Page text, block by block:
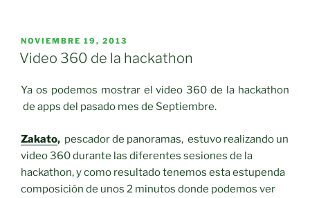
PUBLICADO
EL
NOVIEMBRE 19, 2013
Video 360 de la hackathon
Ya os podemos mostrar el video 360 de la hackathon
de apps del pasado mes de Septiembre.
Zakato, pescador de panoramas, estuvo realizando un
video 360 durante las diferentes sesiones de la
hackathon, y como resultado tenemos esta estupenda
composición de unos 2 minutos donde podemos ver